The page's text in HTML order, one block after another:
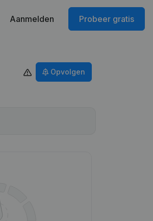
Aanmelden Probeer gratis
Opvolgen